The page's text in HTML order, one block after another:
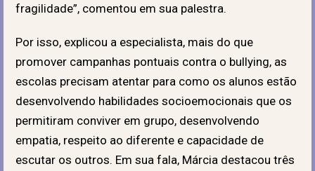
fragilidade”, comentou em sua palestra.
Por isso, explicou a especialista, mais do que
promover campanhas pontuais contra o bullying, as
escolas precisam atentar para como os alunos estão
desenvolvendo habilidades socioemocionais que os
permitiram conviver em grupo, desenvolvendo
empatia, respeito ao diferente e capacidade de
escutar os outros. Em sua fala, Márcia destacou três